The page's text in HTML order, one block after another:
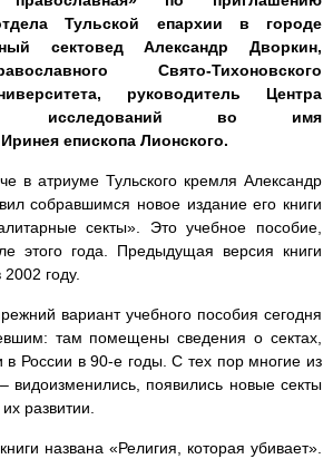
Тульской епархии в городе
сектовед Александр Дворкин,
Свято-Тихоновского
руководитель Центра
исследований во имя
епископа Лионского.
в атриуме Тульского кремля Александр
собравшимся новое издание его книги
секты». Это учебное пособие,
этого года. Предыдущая версия книги
году.
вариант учебного пособия сегодня
там помещены сведения о сектах,
в России в 90-е годы. С тех пор многие из
видоизменились, появились новые секты
развитии.
названа «Религия, которая убивает».